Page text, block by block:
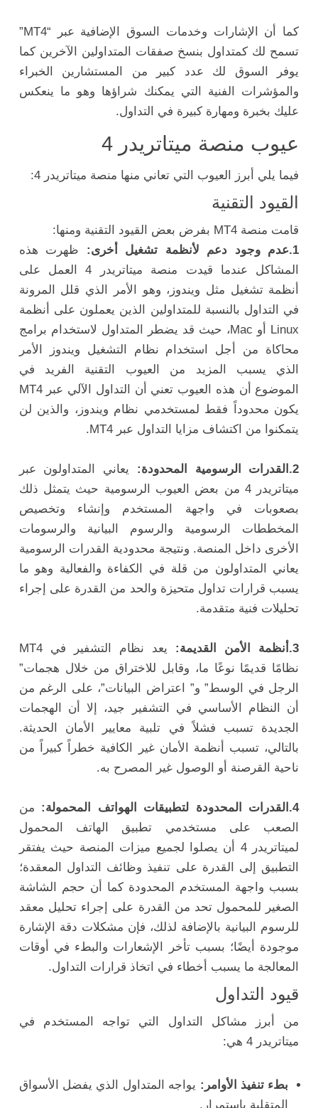
كما أن الإشارات وخدمات السوق الإضافية عبر “MT4”
تسمح لك كمتداول بنسخ صفقات المتداولين الآخرين كما
يوفر السوق لك عدد كبير من المستشارين الخبراء
والمؤشرات الفنية التي يمكنك شراؤها وهو ما ينعكس
عليك بخبرة ومهارة كبيرة في التداول.
عيوب منصة ميتاتريدر 4
فيما يلي أبرز العيوب التي تعاني منها منصة ميتاتريدر 4:
القيود التقنية
قامت منصة MT4 بفرض بعض القيود التقنية ومنها:
1.عدم وجود دعم لأنظمة تشغيل أخرى:
ظهرت هذه
المشاكل عندما قيدت منصة ميتاتريدر 4 العمل على
أنظمة تشغيل مثل ويندوز، وهو الأمر الذي قلل المرونة
في التداول بالنسبة للمتداولين الذين يعملون على أنظمة
Linux أو Mac، حيث قد يضطر المتداول لاستخدام برامج
محاكاة من أجل استخدام نظام التشغيل ويندوز الأمر
الذي يسبب المزيد من العيوب التقنية الفريد في
الموضوع أن هذه العيوب تعني أن التداول الآلي عبر MT4
يكون محدوداً فقط لمستخدمي نظام ويندوز، والذين لن
يتمكنوا من اكتشاف مزايا التداول عبر MT4.
2.القدرات الرسومية المحدودة:
يعاني المتداولون عبر
ميتاتريدر 4 من بعض العيوب الرسومية حيث يتمثل ذلك
بصعوبات في واجهة المستخدم وإنشاء وتخصيص
المخططات الرسومية والرسوم البيانية والرسومات
الأخرى داخل المنصة. ونتيجة محدودية القدرات الرسومية
يعاني المتداولون من قلة في الكفاءة والفعالية وهو ما
يسبب قرارات تداول متحيزة والحد من القدرة على إجراء
تحليلات فنية متقدمة.
3.أنظمة الأمن القديمة:
يعد نظام التشفير في MT4
نظامًا قديمًا نوعًا ما، وقابل للاختراق من خلال هجمات”
الرجل في الوسط” و” اعتراض البيانات”، على الرغم من
أن النظام الأساسي في التشفير جيد، إلا أن الهجمات
الجديدة تسبب فشلاً في تلبية معايير الأمان الحديثة.
بالتالي، تسبب أنظمة الأمان غير الكافية خطراً كبيراً من
ناحية القرصنة أو الوصول غير المصرح به.
4.القدرات المحدودة لتطبيقات الهواتف المحمولة:
من
الصعب على مستخدمي تطبيق الهاتف المحمول
لميتاتريدر 4 أن يصلوا لجميع ميزات المنصة حيث يفتقر
التطبيق إلى القدرة على تنفيذ وظائف التداول المعقدة؛
بسبب واجهة المستخدم المحدودة كما أن حجم الشاشة
الصغير للمحمول تحد من القدرة على إجراء تحليل معقد
للرسوم البيانية بالإضافة لذلك، فإن مشكلات دقة الإشارة
موجودة أيضًا؛ بسبب تأخر الإشعارات والبطء في أوقات
المعالجة ما يسبب أخطاء في اتخاذ قرارات التداول.
قيود التداول
من أبرز مشاكل التداول التي تواجه المستخدم في
ميتاتريدر 4 هي:
بطء تنفيذ الأوامر: يواجه المتداول الذي يفضل الأسواق
المتقلبة باستمرار.